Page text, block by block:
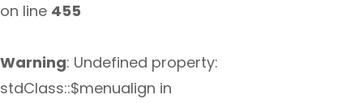
on line 455
Warning: Undefined property:
stdClass::$menualign in